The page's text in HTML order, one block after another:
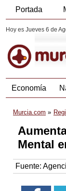
Portada
Hoy es Jueves 6 de
Economía
Murcia.com
Mental
Fuente: